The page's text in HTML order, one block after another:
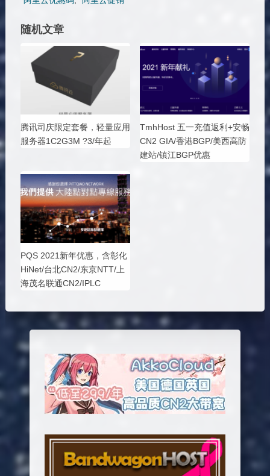
随机文章
腾讯司庆限定套餐，轻量应用
服务器1C2G3M ?3/年起
TmhHost 五一充值返利+安畅
CN2 GIA/香港BGP/美西高防
建站/镇江BGP优惠
PQS 2021新年优惠，含彰化
HiNet/台北CN2/东京NTT/上
海茂名联通CN2/IPLC